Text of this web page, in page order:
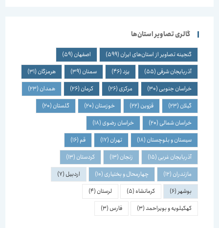
گالری تصاویر استان‌ها
گنجینه تصاویر از استان‌های ایران(599) اصفهان(59)
آذربایجان شرقی(55)
(46) سمنان(39) هرمزگان(31)
خراسان جنوبی(30) مرکزی(26) کرمان(26) همدان(23)
گیلان(23) قزوین(22) خوزستان(20) گلستان(20)
خراسان شمالی(20) خراسان رضوی(18)
سیستان و بلوچستان(18) تهران(17)
(16)
آذربایجان غربی(15) زنجان(13) کردستان(13)
مازندران(12) چهارمحال و بختیاری(10) اردبیل(7)
بوشهر(6) کرمانشاه(5) لرستان(4)
کهکیلویه و بویراحمد(3) فارس(3)